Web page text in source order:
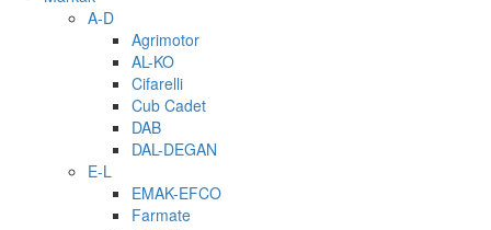
A-D
Agrimotor
AL-KO
Cifarelli
Cub Cadet
DAB
DAL-DEGAN
E-L
EMAK-EFCO
Farmate